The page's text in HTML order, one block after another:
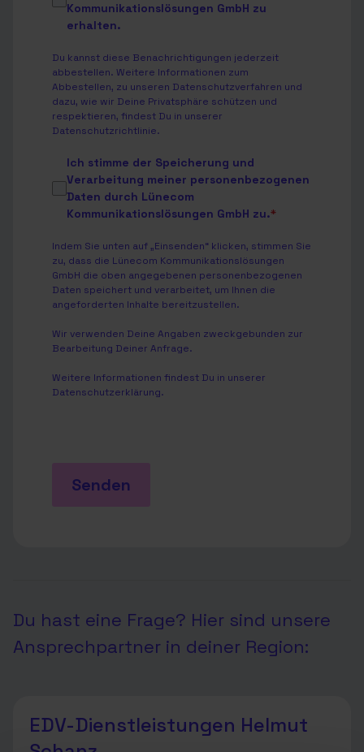
Kommunikationslösungen GmbH zu
erhalten.
Du kannst diese Benachrichtigungen jederzeit
abbestellen. Weitere Informationen zum
Abbestellen, zu unseren Datenschutzverfahren und
dazu, wie wir Deine Privatsphäre schützen und
respektieren, findest Du in unserer
Datenschutzrichtlinie.
Ich stimme der Speicherung und
Verarbeitung meiner personenbezogenen
Daten durch Lünecom
Kommunikationslösungen GmbH zu.*
Indem Sie unten auf „Einsenden“ klicken, stimmen Sie
zu, dass die Lünecom Kommunikationslösungen
GmbH die oben angegebenen personenbezogenen
Daten speichert und verarbeitet, um Ihnen die
angeforderten Inhalte bereitzustellen.
Wir verwenden Deine Angaben zweckgebunden zur
Bearbeitung Deiner Anfrage.
Weitere Informationen findest Du in unserer
Datenschutzerklärung.
Senden
Du hast eine Frage? Hier sind unsere
Ansprechpartner in deiner Region:
EDV-Dienstleistungen Helmut